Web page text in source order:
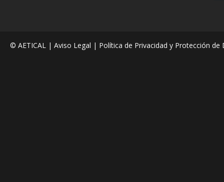
© AETICAL | Aviso Legal | Política de Privacidad y Protección de